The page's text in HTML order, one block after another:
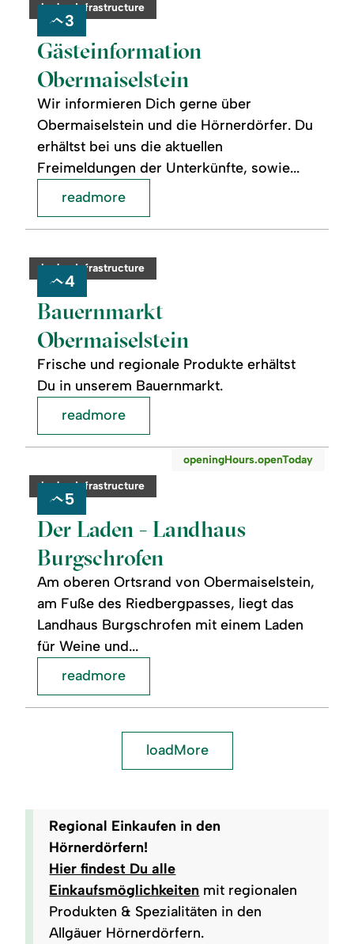
category:
badge.infrastructure
3
Gästeinformation
Obermaiselstein
Wir informieren Dich gerne über
Obermaiselstein und die Hörnerdörfer. Du
erhältst bei uns die aktuellen
Freimeldungen der Unterkünfte, sowie...
readmore
category:
badge.infrastructure
4
Bauernmarkt
Obermaiselstein
Frische und regionale Produkte erhältst
Du in unserem Bauernmarkt.
readmore:
Obermaiselstein
readmore
category:
badge.infrastructure
openingHours.openToday
5
Der Laden - Landhaus
Burgschrofen
Am oberen Ortsrand von Obermaiselstein,
am Fuße des Riedbergpasses, liegt das
Landhaus Burgschrofen mit einem Laden
für Weine und...
readmore:
Laden
Landhaus
Burgschrofen
readmore
loadMore
Regional Einkaufen in den
Hörnerdörfern!
Hier findest Du alle
Einkaufsmöglichkeiten mit regionalen
Produkten & Spezialitäten in den
Allgäuer Hörnerdörfern.